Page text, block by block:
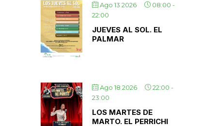
Ago 13 2026 08:00 -
22:00
JUEVES AL SOL. EL
PALMAR
Ago 18 2026 22:00 -
23:00
LOS MARTES DE
MARTO. EL PERRICHI